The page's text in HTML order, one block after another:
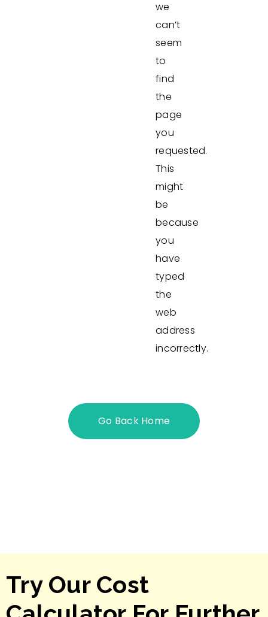
we
can’t
seem
to
find
the
page
you
requested.
This
might
be
because
you
have
typed
the
web
address
incorrectly.
Go Back Home
Try Our Cost